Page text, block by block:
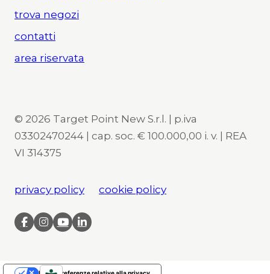
trova negozi
contatti
area riservata
© 2026 Target Point New S.r.l. | p.iva
03302470244 | cap. soc. € 100.000,00 i. v. | REA
VI 314375
privacy policy cookie policy